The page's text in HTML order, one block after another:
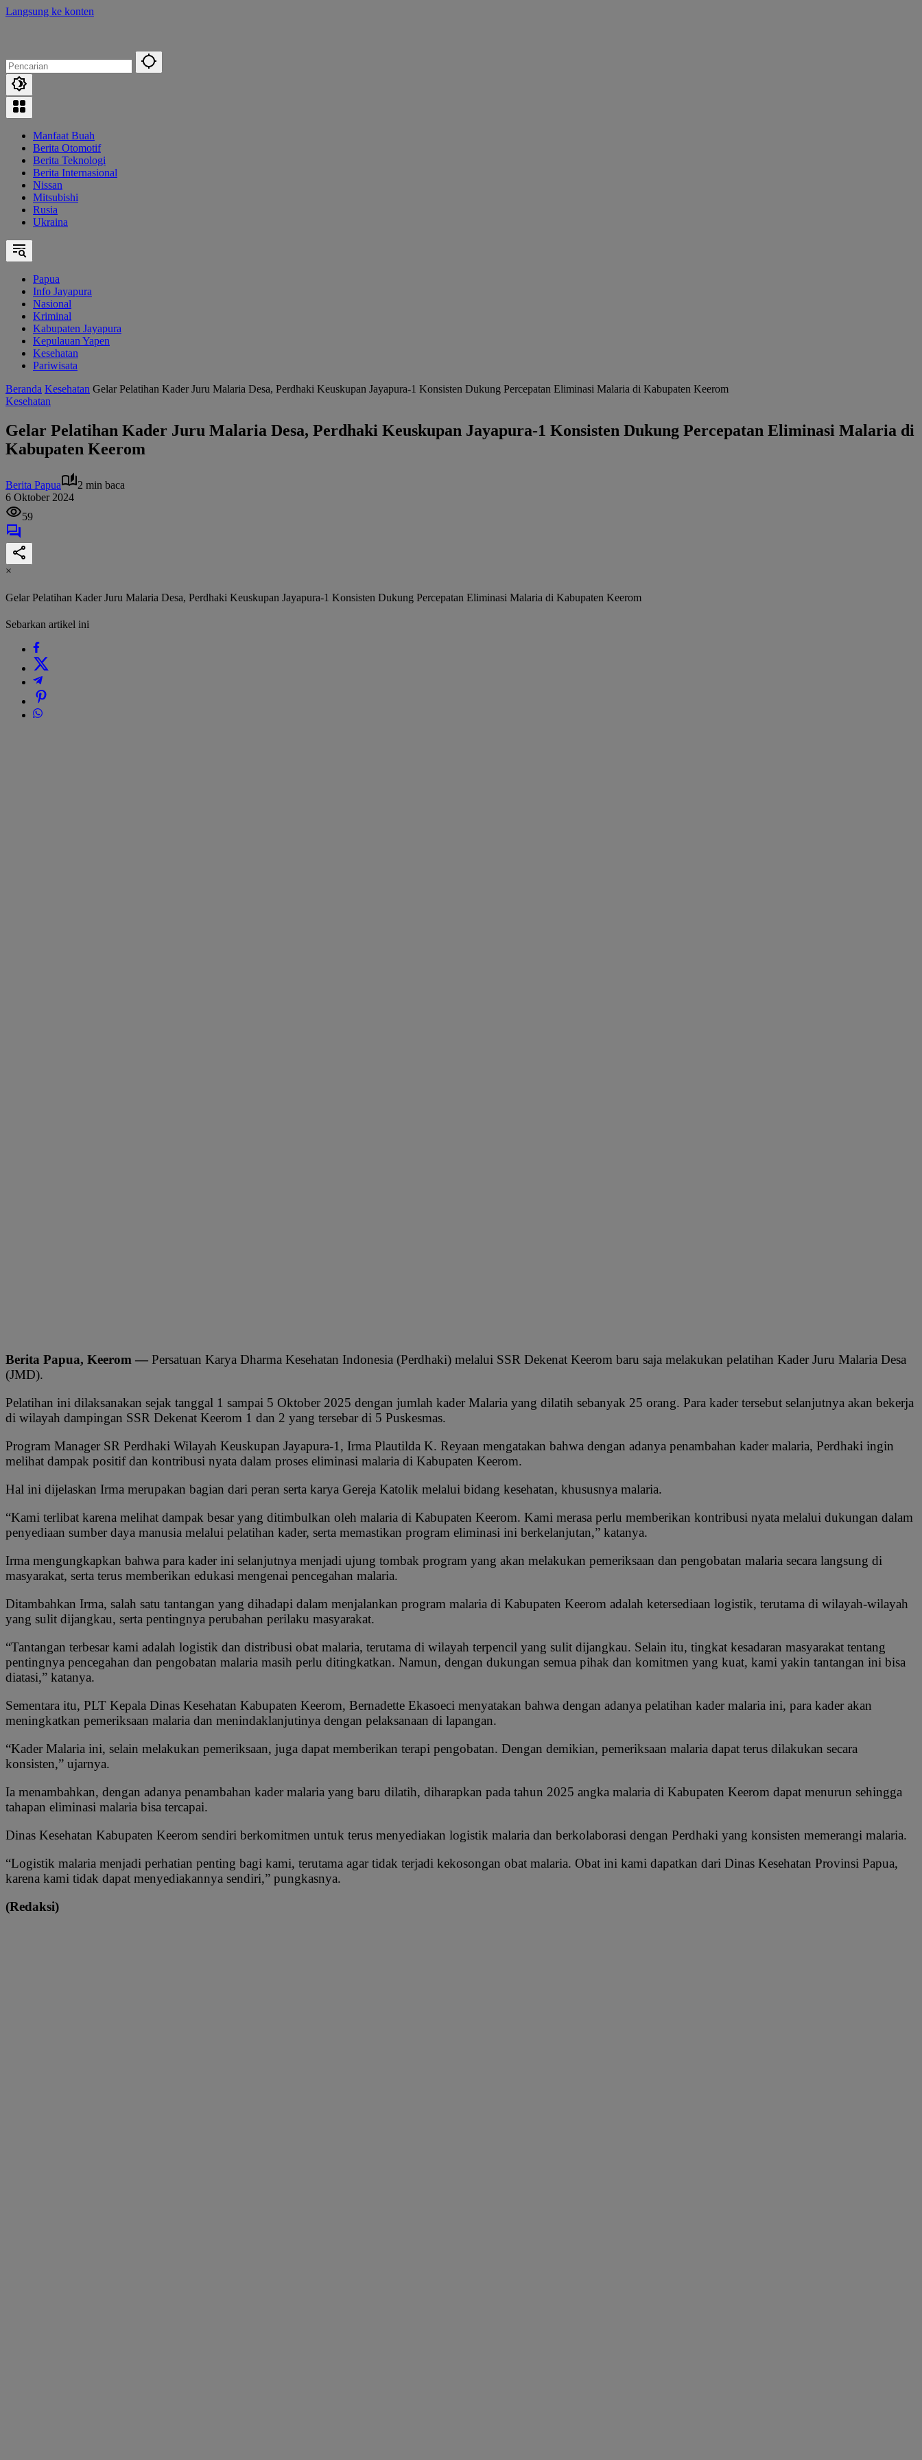
Langsung ke konten
Manfaat Buah
Berita Otomotif
Berita Teknologi
Berita Internasional
Nissan
Mitsubishi
Rusia
Ukraina
Papua
Info Jayapura
Nasional
Kriminal
Kabupaten Jayapura
Kepulauan Yapen
Kesehatan
Pariwisata
Beranda Kesehatan Gelar Pelatihan Kader Juru Malaria Desa, Perdhaki Keuskupan Jayapura-1 Konsisten Dukung Percepatan Eliminasi Malaria di Kabupaten Keerom
Kesehatan
Gelar Pelatihan Kader Juru Malaria Desa, Perdhaki Keuskupan Jayapura-1 Konsisten Dukung Percepatan Eliminasi Malaria di
Kabupaten Keerom
Berita Papua
2 min baca
6 Oktober 2024
59
×
Gelar Pelatihan Kader Juru Malaria Desa, Perdhaki Keuskupan Jayapura-1 Konsisten Dukung Percepatan Eliminasi Malaria di Kabupaten Keerom
Sebarkan artikel ini
Berita Papua, Keerom — Persatuan Karya Dharma Kesehatan Indonesia (Perdhaki) melalui SSR Dekenat Keerom baru saja melakukan pelatihan Kader Juru Malaria Desa
(JMD).
Pelatihan ini dilaksanakan sejak tanggal 1 sampai 5 Oktober 2025 dengan jumlah kader Malaria yang dilatih sebanyak 25 orang. Para kader tersebut selanjutnya akan bekerja
di wilayah dampingan SSR Dekenat Keerom 1 dan 2 yang tersebar di 5 Puskesmas.
Program Manager SR Perdhaki Wilayah Keuskupan Jayapura-1, Irma Plautilda K. Reyaan mengatakan bahwa dengan adanya penambahan kader malaria, Perdhaki ingin
melihat dampak positif dan kontribusi nyata dalam proses eliminasi malaria di Kabupaten Keerom.
Hal ini dijelaskan Irma merupakan bagian dari peran serta karya Gereja Katolik melalui bidang kesehatan, khususnya malaria.
“Kami terlibat karena melihat dampak besar yang ditimbulkan oleh malaria di Kabupaten Keerom. Kami merasa perlu memberikan kontribusi nyata melalui dukungan dalam
penyediaan sumber daya manusia melalui pelatihan kader, serta memastikan program eliminasi ini berkelanjutan,” katanya.
Irma mengungkapkan bahwa para kader ini selanjutnya menjadi ujung tombak program yang akan melakukan pemeriksaan dan pengobatan malaria secara langsung di
masyarakat, serta terus memberikan edukasi mengenai pencegahan malaria.
Ditambahkan Irma, salah satu tantangan yang dihadapi dalam menjalankan program malaria di Kabupaten Keerom adalah ketersediaan logistik, terutama di wilayah-wilayah
yang sulit dijangkau, serta pentingnya perubahan perilaku masyarakat.
“Tantangan terbesar kami adalah logistik dan distribusi obat malaria, terutama di wilayah terpencil yang sulit dijangkau. Selain itu, tingkat kesadaran masyarakat tentang
pentingnya pencegahan dan pengobatan malaria masih perlu ditingkatkan. Namun, dengan dukungan semua pihak dan komitmen yang kuat, kami yakin tantangan ini bisa
diatasi,” katanya.
Sementara itu, PLT Kepala Dinas Kesehatan Kabupaten Keerom, Bernadette Ekasoeci menyatakan bahwa dengan adanya pelatihan kader malaria ini, para kader akan
meningkatkan pemeriksaan malaria dan menindaklanjutinya dengan pelaksanaan di lapangan.
“Kader Malaria ini, selain melakukan pemeriksaan, juga dapat memberikan terapi pengobatan. Dengan demikian, pemeriksaan malaria dapat terus dilakukan secara
konsisten,” ujarnya.
Ia menambahkan, dengan adanya penambahan kader malaria yang baru dilatih, diharapkan pada tahun 2025 angka malaria di Kabupaten Keerom dapat menurun sehingga
tahapan eliminasi malaria bisa tercapai.
Dinas Kesehatan Kabupaten Keerom sendiri berkomitmen untuk terus menyediakan logistik malaria dan berkolaborasi dengan Perdhaki yang konsisten memerangi malaria.
“Logistik malaria menjadi perhatian penting bagi kami, terutama agar tidak terjadi kekosongan obat malaria. Obat ini kami dapatkan dari Dinas Kesehatan Provinsi Papua,
karena kami tidak dapat menyediakannya sendiri,” pungkasnya.
(Redaksi)